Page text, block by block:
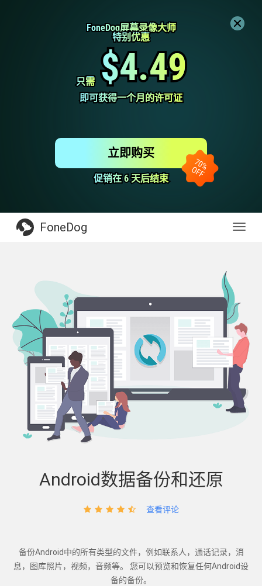
FoneDog屏幕录像大师
FoneDog屏幕录像大师
特别优惠
特别优惠
只需
只需 $4.49
$4.49
即可获得一个月的许可证
即可获得一个月的许可证
促销在 6 天后结束
促销在 6 天后结束
立即购买
FoneDog
Android数据备份和还原
查看评论
备份Android中的所有类型的文件，例如联系人，通话记录，消
息，图库照片，视频，音频等。 您可以预览和恢复任何Android设
备的备份。